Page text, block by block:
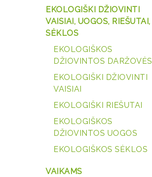
EKOLOGIŠKI DŽIOVINTI
VAISIAI, UOGOS, RIEŠUTAI,
SĖKLOS
EKOLOGIŠKOS
DŽIOVINTOS DARŽOVĖS
EKOLOGIŠKI DŽIOVINTI
VAISIAI
EKOLOGIŠKI RIEŠUTAI
EKOLOGIŠKOS
DŽIOVINTOS UOGOS
EKOLOGIŠKOS SĖKLOS
VAIKAMS